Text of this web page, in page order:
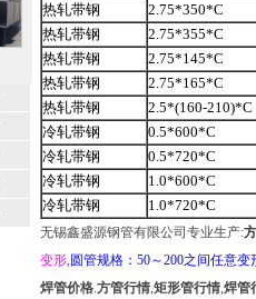
热轧带钢
2.75*350*C
热轧带钢
2.75*355*C
热轧带钢
2.75*145*C
热轧带钢
2.75*165*C
热轧带钢
2.5*(160-210)*C
冷轧带钢
0.5*600*C
冷轧带钢
0.5*720*C
冷轧带钢
1.0*600*C
冷轧带钢
1.0*720*C
无锡鑫盛源钢管有限公司专业生产:
变形, 圆管规格：50～200之间任意变
焊管价格.方管行情,矩形管行情,焊管